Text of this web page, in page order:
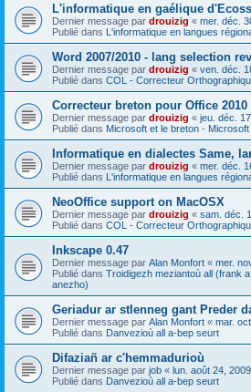
L'informatique en gaélique
Dernier message par drouizig « mer. déc.
Publié dans L'informatique en langues
Word 2007/2010 - lang selection
Dernier message par drouizig « ven. déc.
Publié dans COL - Correcteur
Correcteur breton pour Office
Dernier message par drouizig « jeu. déc.
Publié dans Microsoft et le breton -
Informatique en dialectes Same,
Dernier message par drouizig « mer. déc.
Publié dans L'informatique en langues
NeoOffice support on MacOSX
Dernier message par drouizig « sam. déc.
Publié dans COL - Correcteur
Inkscape 0.47
Dernier message par Alan Monfort « mer.
Publié dans Troidigezh meziantoù all (frank
anezho)
Geriadur ar stlenneg gant Preder
Dernier message par Alan Monfort « mar.
Publié dans Danvezioù all a-bep seurt
Difaziañ ar c'hemmadurioù
Dernier message par job « lun. août 24,
Publié dans Danvezioù all a-bep seurt